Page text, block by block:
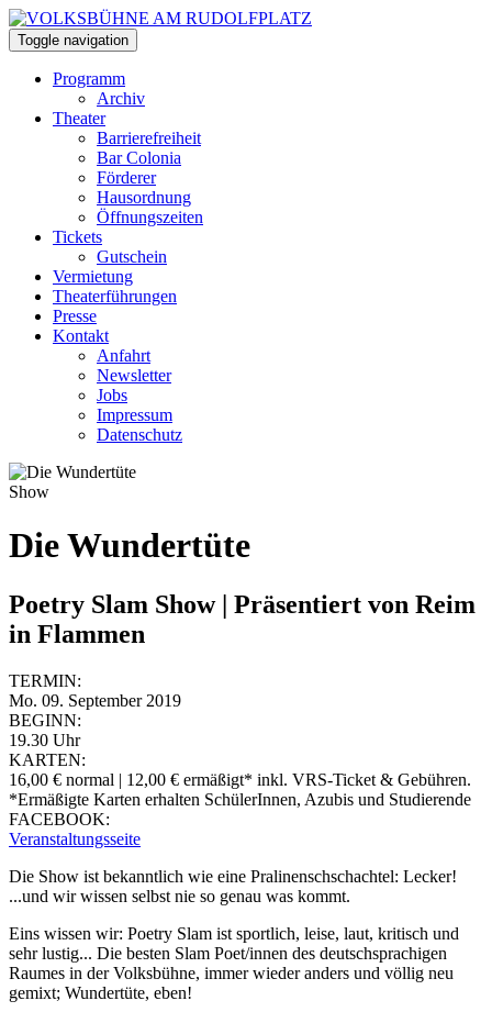
Toggle navigation
Programm
Archiv
Theater
Barrierefreiheit
Bar Colonia
Förderer
Hausordnung
Öffnungszeiten
Tickets
Gutschein
Vermietung
Theaterführungen
Presse
Kontakt
Anfahrt
Newsletter
Jobs
Impressum
Datenschutz
Show
Die Wundertüte
Poetry Slam Show | Präsentiert von Reim
in Flammen
TERMIN:
Mo. 09. September 2019
BEGINN:
19.30 Uhr
KARTEN:
16,00 € normal | 12,00 € ermäßigt* inkl. VRS-Ticket & Gebühren.
*Ermäßigte Karten erhalten SchülerInnen, Azubis und Studierende
FACEBOOK:
Veranstaltungsseite
Die Show ist bekanntlich wie eine Pralinenschschachtel: Lecker!
...und wir wissen selbst nie so genau was kommt.
Eins wissen wir: Poetry Slam ist sportlich, leise, laut, kritisch und
sehr lustig... Die besten Slam Poet/innen des deutschsprachigen
Raumes in der Volksbühne, immer wieder anders und völlig neu
gemixt; Wundertüte, eben!